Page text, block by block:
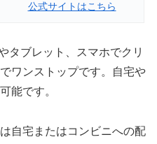
公式サイトはこちら
タブレット、スマホでクリ
ワンストップです。自宅や
能です。
自宅またはコンビニへの配